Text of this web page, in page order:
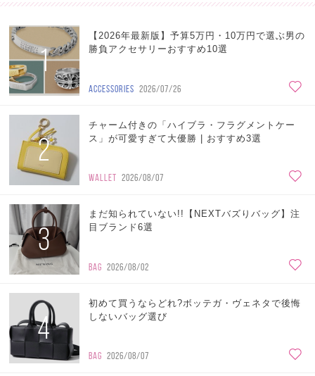
1
【2026年最新版】予算5万円・10万円で選ぶ男の
勝負アクセサリーおすすめ10選
ACCESSORIES 2026/07/26
2
チャーム付きの「ハイブラ・フラグメントケー
ス」が可愛すぎて大優勝 | おすすめ3選
WALLET 2026/08/07
3
まだ知られていない!!【NEXTバズりバッグ】注
目ブランド6選
BAG 2026/08/02
4
初めて買うならどれ?ボッテガ・ヴェネタで後悔
しないバッグ選び
BAG 2026/08/07